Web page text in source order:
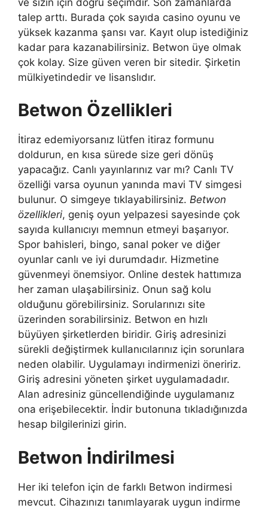
talep arttı. Burada çok sayıda casino oyunu ve
yüksek kazanma şansı var. Kayıt olup istediğiniz
kadar para kazanabilirsiniz. Betwon üye olmak
çok kolay. Size güven veren bir sitedir. Şirketin
mülkiyetindedir ve lisanslıdır.
Betwon Özellikleri
İtiraz edemiyorsanız lütfen itiraz formunu
doldurun, en kısa sürede size geri dönüş
yapacağız. Canlı yayınlarınız var mı? Canlı TV
özelliği varsa oyunun yanında mavi TV simgesi
bulunur. O simgeye tıklayabilirsiniz. Betwon
özellikleri, geniş oyun yelpazesi sayesinde çok
sayıda kullanıcıyı memnun etmeyi başarıyor.
Spor bahisleri, bingo, sanal poker ve diğer
oyunlar canlı ve iyi durumdadır. Hizmetine
güvenmeyi önemsiyor. Online destek hattımıza
her zaman ulaşabilirsiniz. Onun sağ kolu
olduğunu görebilirsiniz. Sorularınızı site
üzerinden sorabilirsiniz. Betwon en hızlı
büyüyen şirketlerden biridir. Giriş adresinizi
sürekli değiştirmek kullanıcılarınız için sorunlara
neden olabilir. Uygulamayı indirmenizi öneririz.
Giriş adresini yöneten şirket uygulamadadır.
Alan adresiniz güncellendiğinde uygulamanız
ona erişebilecektir. İndir butonuna tıkladığınızda
hesap bilgilerinizi girin.
Betwon İndirilmesi
Her iki telefon için de farklı Betwon indirmesi
mevcut. Cihazınızı tanımlayarak uygun indirme